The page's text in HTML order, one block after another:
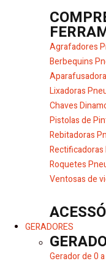
Agrafadores
Berbequins
Lixadoras
Chaves
Pistolas de
Rebitadoras
Roquetes
Ventosas de
GERADORES
Gerador de 0